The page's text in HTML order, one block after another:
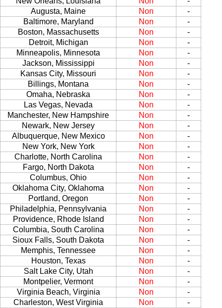
Augusta, Maine
Non
-
Baltimore, Maryland
Non
-
Boston, Massachusetts
Non
-
Detroit, Michigan
Non
-
Minneapolis, Minnesota
Non
-
Jackson, Mississippi
Non
-
Kansas City, Missouri
Non
-
Billings, Montana
Non
-
Omaha, Nebraska
Non
-
Las Vegas, Nevada
Non
-
Manchester, New Hampshire
Non
-
Newark, New Jersey
Non
-
Albuquerque, New Mexico
Non
-
New York, New York
Non
-
Charlotte, North Carolina
Non
-
Fargo, North Dakota
Non
-
Columbus, Ohio
Non
-
Oklahoma City, Oklahoma
Non
-
Portland, Oregon
Non
-
Philadelphia, Pennsylvania
Non
-
Providence, Rhode Island
Non
-
Columbia, South Carolina
Non
-
Sioux Falls, South Dakota
Non
-
Memphis, Tennessee
Non
-
Houston, Texas
Non
-
Salt Lake City, Utah
Non
-
Montpelier, Vermont
Non
-
Virginia Beach, Virginia
Non
-
Charleston, West Virginia
Non
-